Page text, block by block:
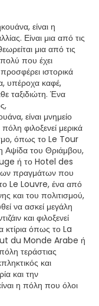
είναι η
Είναι μια από τις
μια από τις
που έχει
ιστορικά
υπέροχα καφέ,
ταξιδιώτη. Ένα
είναι μνημείο
φιλοξενεί μερικά
όπως το Le Tour
του Θριάμβου,
ή το Hotel des
πραγμάτων που
Le Louvre, ένα από
και του πολιτισμού,
να ασκεί μεγάλη
και φιλοξενεί
κτίρια όπως το La
du Monde Arabe ή
τεράστιας
και
και την
η πόλη που όλοι